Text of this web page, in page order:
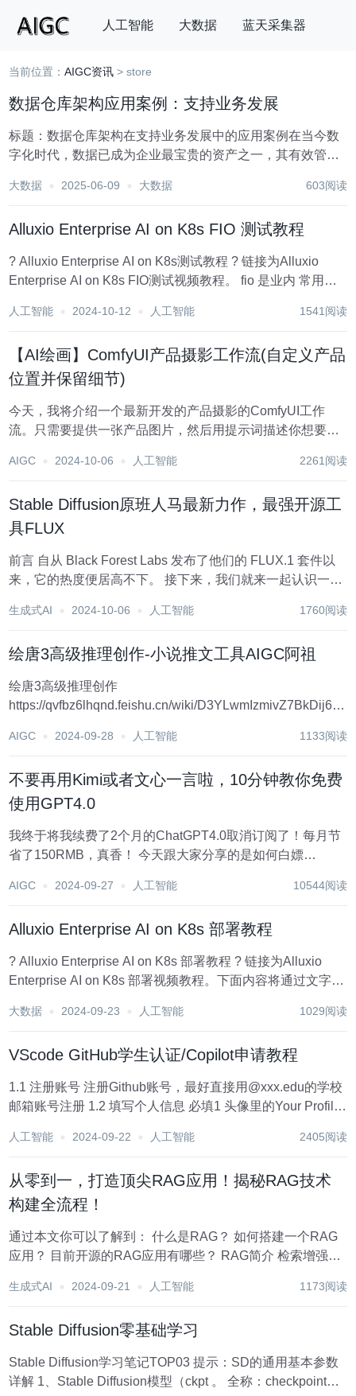
人工智能 大数据 蓝天采集器
搜索
当前位置：AIGC资讯 > store
数据仓库架构应用案例：支持业务发展
标题：数据仓库架构在支持业务发展中的应用案例在当今数
字化时代，数据已成为企业最宝贵的资产之一，其有效管理
（Data Warehouse, DW）作为大数据处理与分析的核心组
大数据 2025-06-09 大数据 603阅读
Alluxio Enterprise AI on K8s FIO 测试教程
? Alluxio Enterprise AI on K8s测试教程 ? 链接为Alluxio
Enterprise AI on K8s FIO测试视频教程。 fio 是业内 常用的
绍Alluxio on...
人工智能 2024-10-12 人工智能 1541阅读
【AI绘画】ComfyUI产品摄影工作流(自定义产品
位置并保留细节)
今天，我将介绍一个最新开发的产品摄影的ComfyUI工作
流。只需要提供一张产品图片，然后用提示词描述你想要的
流简介 举个例子，我有一张护肤产品的图片，然后写一段提
AIGC 2024-10-06 人工智能 2261阅读
Stable Diffusion原班人马最新力作，最强开源工
具FLUX
前言 自从 Black Forest Labs 发布了他们的 FLUX.1 套件以
来，它的热度便居高不下。 接下来，我们就来一起认识一下
Labs 是一家专注于开...
生成式AI 2024-10-06 人工智能 1760阅读
绘唐3高级推理创作-小说推文工具AIGC阿祖
绘唐3高级推理创作
https://qvfbz6lhqnd.feishu.cn/wiki/
AIGC 2024-09-28 人工智能 1133阅读
不要再用Kimi或者文心一言啦，10分钟教你免费
使用GPT4.0
我终于将我续费了2个月的ChatGPT4.0取消订阅了！每月节
省了150RMB，真香！ 今天跟大家分享的是如何白嫖
里的免费指的是无使用限制，不会用免费的旗号限制使用次
AIGC 2024-09-27 人工智能 10544阅读
Alluxio Enterprise AI on K8s 部署教程
? Alluxio Enterprise AI on K8s 部署教程 ? 链接为Alluxio
Enterprise AI on K8s 部署视频教程。下面内容将通过文字方
扩展）在...
大数据 2024-09-23 人工智能 1029阅读
VScode GitHub学生认证/Copilot申请教程
1.1 注册账号 注册Github账号，最好直接用@xxx.edu的学校
邮箱账号注册 1.2 填写个人信息 必填1 头像里的Your Profile-
进行填写，建议名字直接用真实姓...
人工智能 2024-09-22 人工智能 2405阅读
从零到一，打造顶尖RAG应用！揭秘RAG技术
构建全流程！
通过本文你可以了解到： 什么是RAG？ 如何搭建一个RAG
应用？ 目前开源的RAG应用有哪些？ RAG简介 检索增强生
的工具，整合了从庞大知识库中检索到...
生成式AI 2024-09-21 人工智能 1173阅读
Stable Diffusion零基础学习
Stable Diffusion学习笔记TOP03 提示：SD的通用基本参数
详解 1、Stable Diffusion模型（ckpt 。 全称：checkpoint检